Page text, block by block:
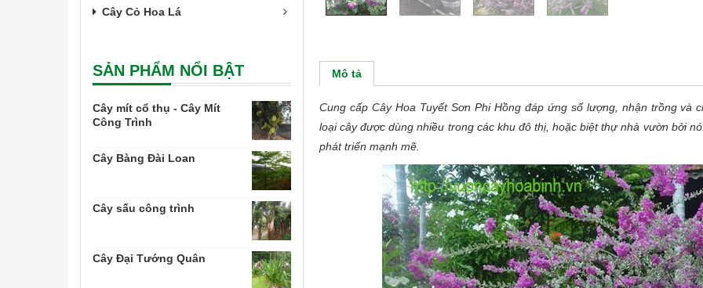
Mô tả
Cung cấp Cây Hoa Tuyết Sơn Phi Hồng đáp ứng số lượng, nhận trồng và
loại cây được dùng nhiều trong các khu đô thị, hoặc biệt thự nhà vườn bởi
phát triển mạnh mẽ.
Cây Cỏ Hoa Lá
SẢN PHẨM NỔI BẬT
Cây mít cổ thụ - Cây Mít
Công Trình
Cây Bàng Đài Loan
Cây sấu công trình
Cây Đại Tướng Quân